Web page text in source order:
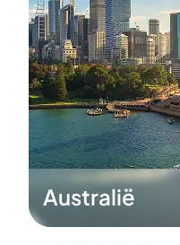
Australië